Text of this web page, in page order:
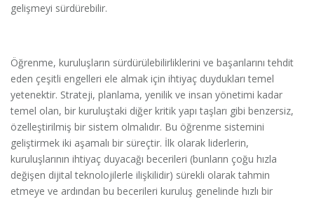
gelişmeyi sürdürebilir.
Öğrenme, kuruluşların sürdürülebilirliklerini ve başarılarını tehdit
eden çeşitli engelleri ele almak için ihtiyaç duydukları temel
yetenektir. Strateji, planlama, yenilik ve insan yönetimi kadar
temel olan, bir kuruluştaki diğer kritik yapı taşları gibi benzersiz,
özelleştirilmiş bir sistem olmalıdır. Bu öğrenme sistemini
geliştirmek iki aşamalı bir süreçtir. İlk olarak liderlerin,
kuruluşlarının ihtiyaç duyacağı becerileri (bunların çoğu hızla
değişen dijital teknolojilerle ilişkilidir) sürekli olarak tahmin
etmeye ve ardından bu becerileri kuruluş genelinde hızlı bir